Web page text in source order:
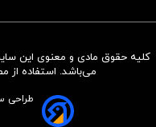
کلیه حقوق مادی و معنوی این
می‌باشد. استفاده از
طراحی